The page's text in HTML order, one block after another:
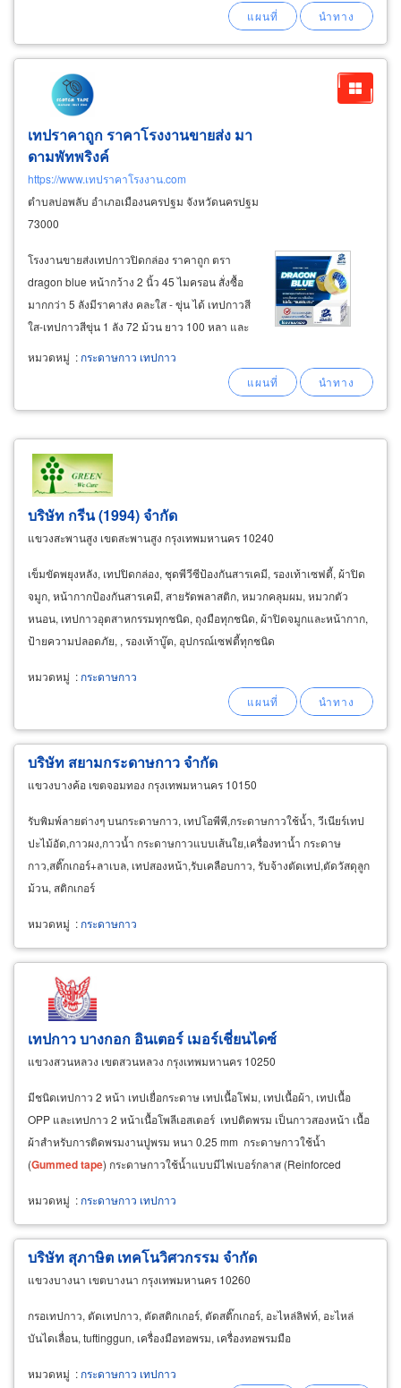
เทปราคาถูก ราคาโรงงานขายส่ง มา
ดามพัทพริงค์
https://www.เทปราคาโรงงาน.com
ตำบลบ่อพลับ อำเภอเมืองนครปฐม จังหวัดนครปฐม
73000
โรงงานขายส่งเทปกาวปิดกล่อง ราคาถูก ตรา
dragon blue หน้ากว้าง 2 นิ้ว 45 ไมครอน สั่งซื้อ
มากกว่า 5 ลังมีราคาส่ง คละใส - ขุ่น ได้ เทปกาวสี
ใส-เทปกาวสีขุ่น 1 ลัง 72 ม้วน ยาว 100 หลา และ
หมวดหมู่ : กระดาษกาว เทปกาว
บริษัท กรีน (1994) จำกัด
แขวงสะพานสูง เขตสะพานสูง กรุงเทพมหานคร 10240
เข็มขัดพยุงหลัง, เทปปิดกล่อง, ชุดพีวีซีป้องกันสารเคมี, รองเท้าเซฟตี้, ผ้าปิด
จมูก, หน้ากากป้องกันสารเคมี, สายรัดพลาสติก, หมวกคลุมผม, หมวกตัว
หนอน, เทปกาวอุตสาหกรรมทุกชนิด, ถุงมือทุกชนิด, ผ้าปิดจมูกและหน้ากาก,
ป้ายความปลอดภัย, , รองเท้าบู๊ต, อุปกรณ์เซฟตี้ทุกชนิด
หมวดหมู่ : กระดาษกาว
บริษัท สยามกระดาษกาว จำกัด
แขวงบางค้อ เขตจอมทอง กรุงเทพมหานคร 10150
รับพิมพ์ลายต่างๆ บนกระดาษกาว, เทปโอพีพี,กระดาษกาวใช้น้ำ, วีเนียร์เทป
ปะไม้อัด,กาวผง,กาวน้ำ กระดาษกาวแบบเส้นใย,เครื่องทาน้ำ กระดาษ
กาว,สติ๊กเกอร์+ลาเบล, เทปสองหน้า,รับเคลือบกาว, รับจ้างตัดเทป,ตัดวัสดุลูก
ม้วน, สติกเกอร์
หมวดหมู่ : กระดาษกาว
เทปกาว บางกอก อินเตอร์ เมอร์เชี่ยนไดซ์
แขวงสวนหลวง เขตสวนหลวง กรุงเทพมหานคร 10250
มีชนิดเทปกาว 2 หน้า เทปเยื่อกระดาษ เทปเนื้อโฟม, เทปเนื้อผ้า, เทปเนื้อ
OPP และเทปกาว 2 หน้าเนื้อโพลีเอสเตอร์ เทปติดพรม เป็นกาวสองหน้า เนื้อ
ผ้าสำหรับการติดพรมงานปูพรม หนา 0.25 mm กระดาษกาวใช้น้ำ
(Gummedtape) กระดาษกาวใช้น้ำแบบมีไฟเบอร์กลาส (Reinforced
หมวดหมู่ : กระดาษกาว เทปกาว
บริษัท สุภาษิต เทคโนวิศวกรรม จำกัด
แขวงบางนา เขตบางนา กรุงเทพมหานคร 10260
กรอเทปกาว, ตัดเทปกาว, ตัดสติกเกอร์, ตัดสติ๊กเกอร์, อะไหล่ลิฟท์, อะไหล่
บันไดเลื่อน, tuftinggun, เครื่องมือทอพรม, เครื่องทอพรมมือ
หมวดหมู่ : กระดาษกาว เทปกาว